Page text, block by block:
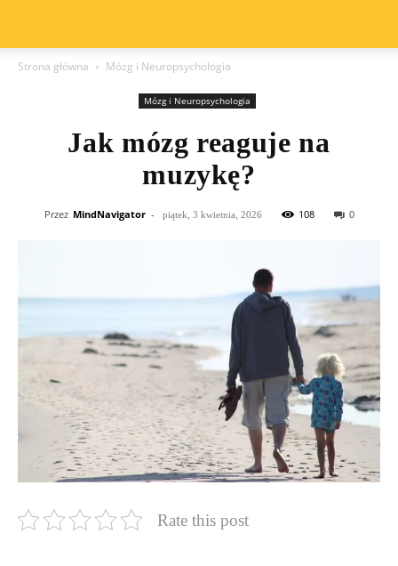
Strona główna Mózg i Neuropsychologia
Mózg i Neuropsychologia
Jak mózg reaguje na
muzykę?
Przez MindNavigator - piątek, 3 kwietnia, 2026 108 0
Rate this post